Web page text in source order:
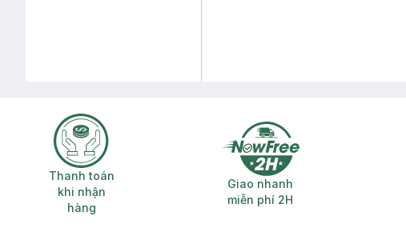
Thanh toán khi nhận hàng
Thanh toán
khi nhận
hàng
Giao nhanh miễn phí 2H
Giao nhanh
miễn phí 2H